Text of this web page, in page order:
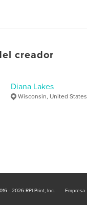
creador
Diana Lakes
Wisconsin, United States
- 2026 RPI Print, Inc. Empresa